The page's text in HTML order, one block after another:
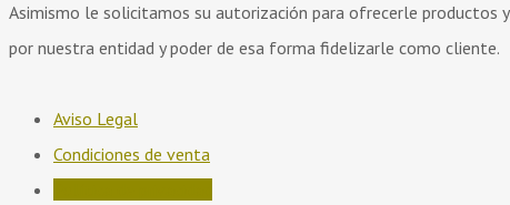
Asimismo le solicitamos su autorización para ofrecerle productos
por nuestra entidad y poder de esa forma fidelizarle como cliente.
Aviso Legal
Condiciones de venta